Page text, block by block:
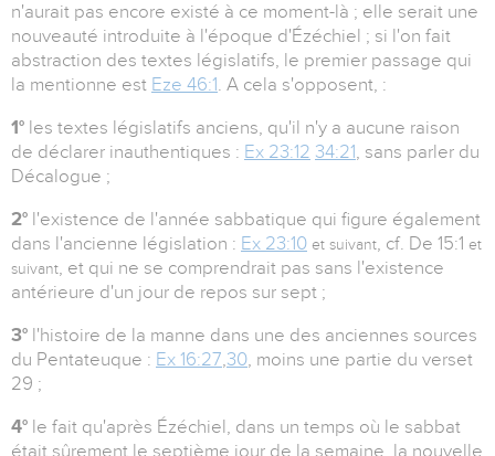
n'aurait pas encore existé à ce moment-là ; elle serait une
nouveauté introduite à l'époque d'Ézéchiel ; si l'on fait
abstraction des textes législatifs, le premier passage qui
la mentionne est Eze 46:1. A cela s'opposent, :
1° les textes législatifs anciens, qu'il n'y a aucune raison
de déclarer inauthentiques : Ex 23:12 34:21, sans parler du
Décalogue ;
2° l'existence de l'année sabbatique qui figure également
dans l'ancienne législation : Ex 23:10 et suivant, cf. De 15:1 et
suivant, et qui ne se comprendrait pas sans l'existence
antérieure d'un jour de repos sur sept ;
3° l'histoire de la manne dans une des anciennes sources
du Pentateuque : Ex 16:27,30, moins une partie du verset
29 ;
4° le fait qu'après Ézéchiel, dans un temps où le sabbat
était sûrement le septième jour de la semaine, la nouvelle